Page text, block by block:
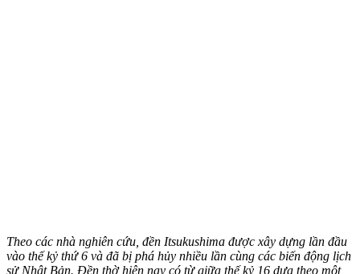
Theo các nhà nghiên cứu, đền Itsukushima được xây dựng lần đầu
vào thế kỷ thứ 6 và đã bị phá hủy nhiều lần cùng các biến động lịch
sử Nhật Bản. Đền thờ hiện nay có từ giữa thế kỷ 16 dựa theo một